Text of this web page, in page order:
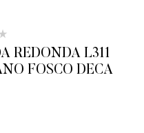
REDONDA L311
FOSCO DECA